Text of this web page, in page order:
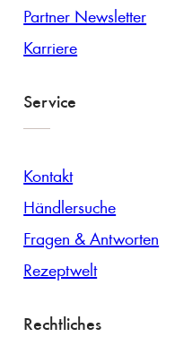
Partner Newsletter
Karriere
Service
Kontakt
Händlersuche
Fragen & Antworten
Rezeptwelt
Rechtliches